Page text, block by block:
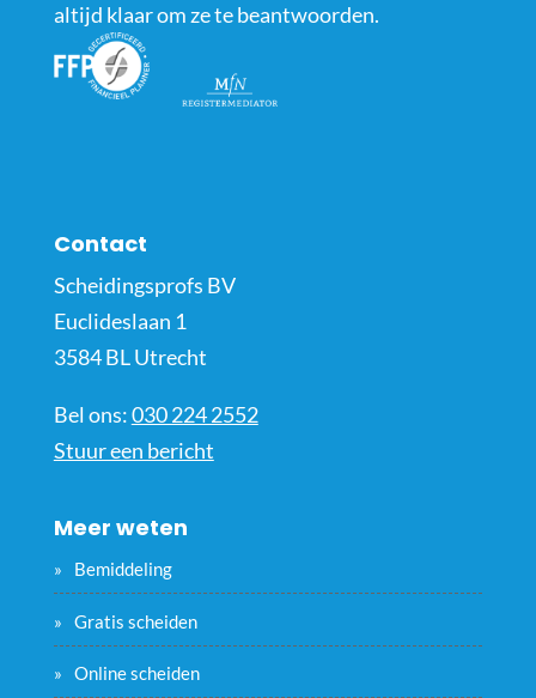
altijd klaar om ze te beantwoorden.
Contact
Scheidingsprofs BV
Euclideslaan 1
3584 BL Utrecht
Bel ons:030 224 2552
Stuur een bericht
Meer weten
Bemiddeling
Gratis scheiden
Online scheiden